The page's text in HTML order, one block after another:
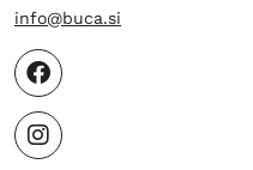
info@buca.si